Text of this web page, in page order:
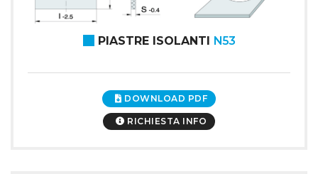
PIASTRE ISOLANTI N53
DOWNLOAD PDF
RICHIESTA INFO